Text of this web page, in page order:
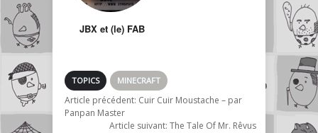
JBX et (le) FAB
TOPICS MINECRAFT
Article précédent: Cuir Cuir Moustache – par
Panpan Master
Article suivant: The Tale Of Mr. Rêvus